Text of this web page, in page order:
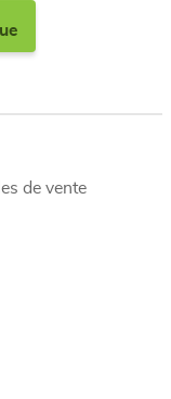
de vente